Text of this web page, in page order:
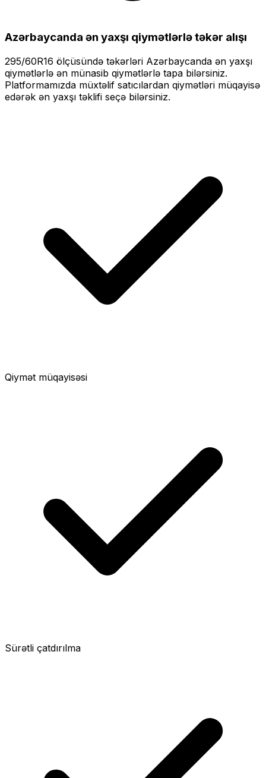
Azərbaycanda ən yaxşı qiymətlərlətəkər alışı
295/60R16 ölçüsündə təkərləri Azərbaycanda ən yaxşı
qiymətlərlə ən münasib qiymətlərlə tapa bilərsiniz.
Platformamızda müxtəlif satıcılardan qiymətləri müqayisə
edərək ən yaxşı təklifi seçə bilərsiniz.
Qiymət müqayisəsi
Sürətli çatdırılma